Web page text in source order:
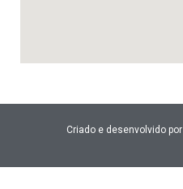
Criado e desenvolvido por